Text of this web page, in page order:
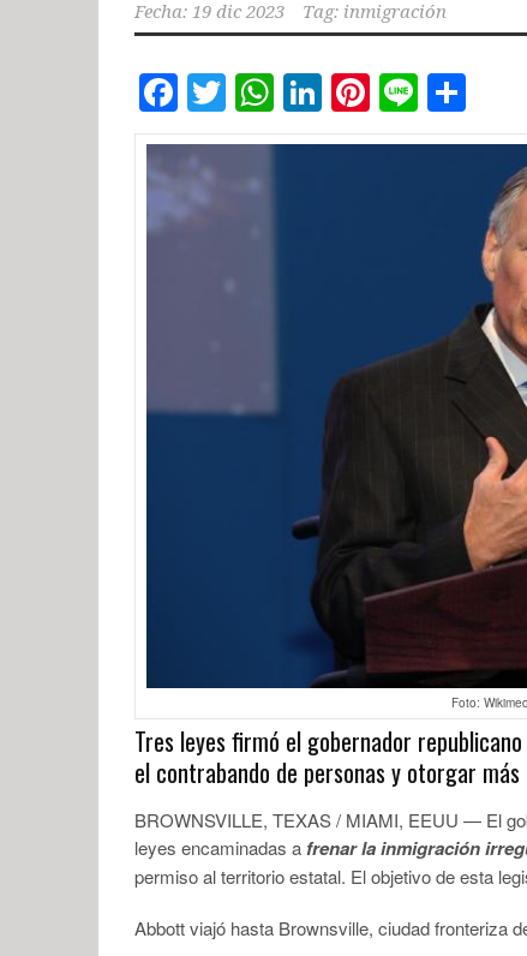
Fecha: 19 dic 2023 Tag: inmigración
Facebook
Twitter
WhatsApp
LinkedIn
Pinterest
Line
Foto:
Tres leyes firmó el gobernador
el contrabando de personas y otorgar
BROWNSVILLE, TEXAS / MIAMI, EEUU — El
leyes encaminadas afrenar la inmigración
permiso al territorio estatal. El objetivo de esta
Abbott viajó hasta Brownsville, ciudad fronteriza